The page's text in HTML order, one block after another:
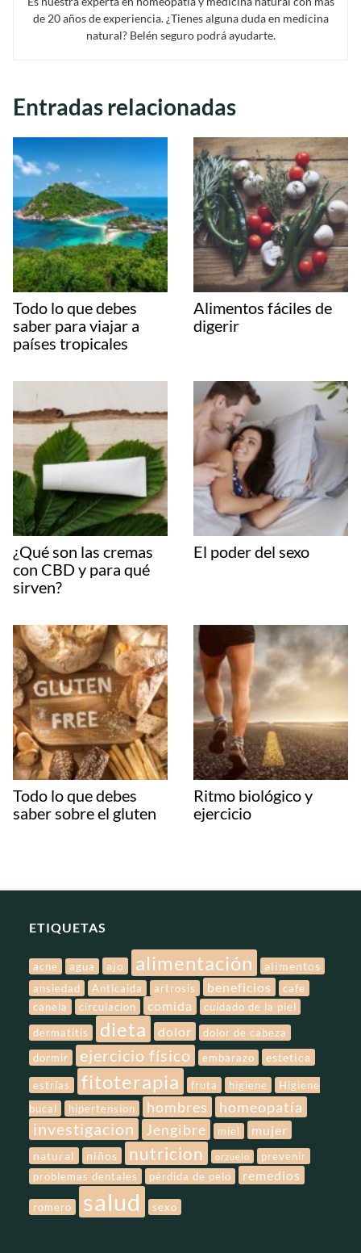
de 20 años de experiencia. ¿Tienes alguna duda en medicina
natural? Belén seguro podrá ayudarte.
Entradas relacionadas
Todo lo que debes
saber para viajar a
países tropicales
Alimentos fáciles de
digerir
¿Qué son las cremas
con CBD y para qué
sirven?
El poder del sexo
Todo lo que debes
saber sobre el gluten
Ritmo biológico y
ejercicio
ETIQUETAS
acne agua ajo alimentación alimentos
ansiedad Anticaida artrosis beneficios
cafe
canela
circulacion comida
cuidado de la piel
dermatitis
dieta dolor
dolor de cabeza
dormir
ejercicio físico embarazo estetica
estrías fitoterapia fruta higiene
Higiene
bucal
hipertension hombres homeopatía
investigacion Jengibre miel mujer
natural niños nutricion orzuelo
prevenir
problemas dentales
pérdida de pelo remedios
romero salud sexo